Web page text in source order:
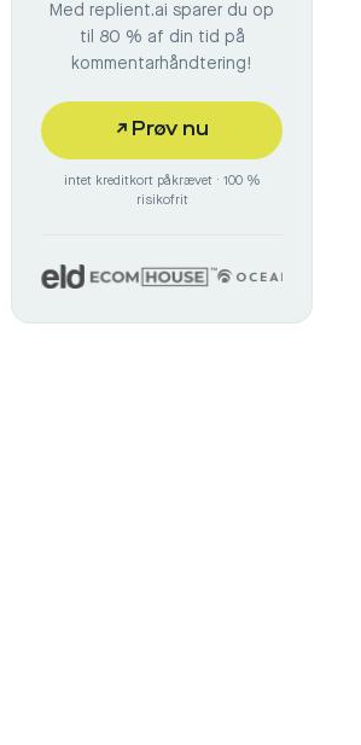
Med replient.ai sparer du op
til 80 % af din tid på
kommentarhåndtering!
↗ Prøv nu
intet kreditkort påkrævet · 100 %
risikofrit